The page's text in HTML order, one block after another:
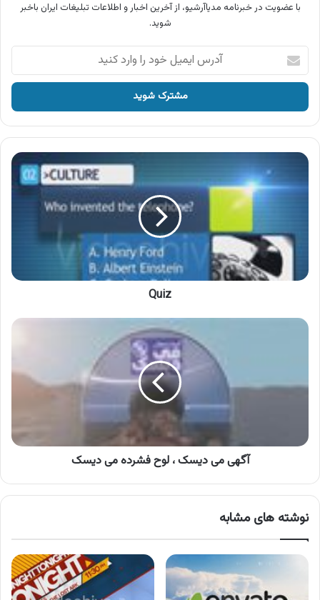
با عضویت در خبرنامه مدیاآرشیو، از آخرین اخبار و اطلاعات تبلیغات ایران باخبر
شوید.
آدرس
ایمیل
خود
وارد
کنید
Quiz
Quiz
آگهی
لوح
آگهی می دیسک ، لوح فشرده می دیسک
نوشته های مشابه